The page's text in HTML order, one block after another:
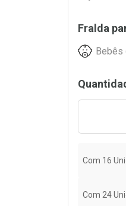
Fralda
Bebês